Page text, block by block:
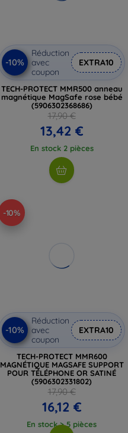
-10%
Réduction
avec
coupon
EXTRA10
TECH-PROTECT MMR500 anneau
magnétique MagSafe rose bébé
(5906302368686)
17,90 €
13,42 €
En stock 2 pièces
-10%
-10%
Réduction
avec
coupon
EXTRA10
TECH-PROTECT MMR600
MAGNÉTIQUE MAGSAFE SUPPORT
POUR TÉLÉPHONE OR SATINÉ
(5906302331802)
17,90 €
16,12 €
En stock > 5 pièces